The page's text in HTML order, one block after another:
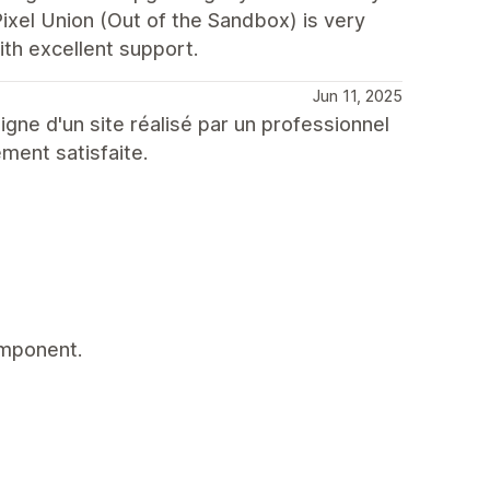
Union (Out of the Sandbox) is very
excellent support.
Jun 11, 2025
d'un site réalisé par un professionnel
satisfaite.